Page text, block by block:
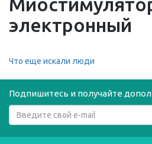
электронный
Что еще искали люди
Подпишитесь и получайте